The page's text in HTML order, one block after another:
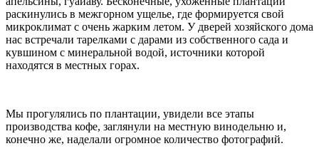
раскинулись в межгорном ущелье, где формируется свой
микроклимат с очень жарким летом. У дверей хозяйского дома
нас встречали тарелками с дарами из собственного сада и
кувшином с минеральной водой, источники которой
находятся в местных горах.
Мы прогулялись по плантации, увидели все этапы
производства кофе, заглянули на местную винодельню и,
конечно же, наделали огромное количество фотографий.